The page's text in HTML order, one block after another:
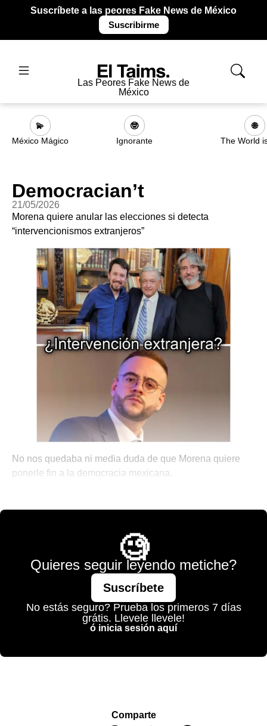
Suscríbete a las peores Fake News de México
Suscribirme
Las Peores Fake News de
México
💫
México Mágico
🤓
Ignorante
🌐
The World
Democracian’t
21/05/2026
Morena quiere anular las elecciones si detecta
“intervencionismos extranjeros”
No nos quedaba ni media duda de que Morena quiere
ponerle fin a la democracia mexicana.
🧐
Quieres seguir leyendo metiche?
Suscríbete
No estás seguro? Prueba los primeros 7 días
grátis. Llevele llevele!
ó inicia sesión aquí
Comparte